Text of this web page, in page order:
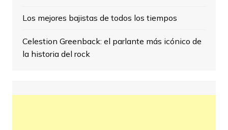
Los mejores bajistas de todos los tiempos
Celestion Greenback: el parlante más icónico de
la historia del rock